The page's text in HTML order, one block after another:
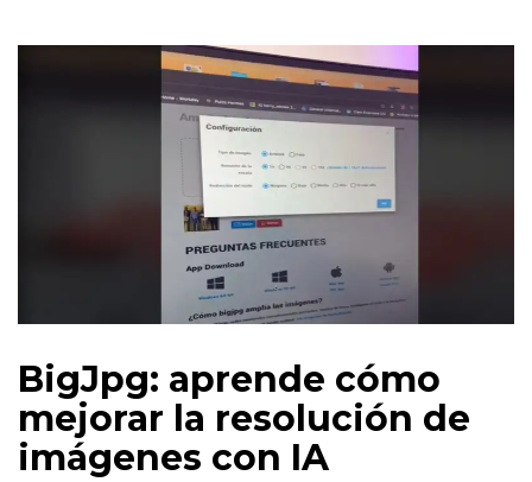
BigJpg: aprende cómo
mejorar la resolución de
imágenes con IA